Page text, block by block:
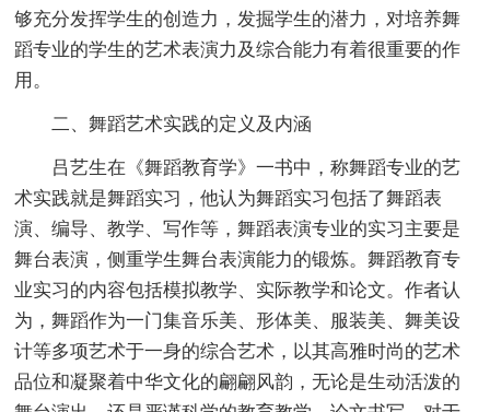
够充分发挥学生的创造力，发掘学生的潜力，对培养舞
蹈专业的学生的艺术表演力及综合能力有着很重要的作
用。
二、舞蹈艺术实践的定义及内涵
吕艺生在《舞蹈教育学》一书中，称舞蹈专业的艺
术实践就是舞蹈实习，他认为舞蹈实习包括了舞蹈表
演、编导、教学、写作等，舞蹈表演专业的实习主要是
舞台表演，侧重学生舞台表演能力的锻炼。舞蹈教育专
业实习的内容包括模拟教学、实际教学和论文。作者认
为，舞蹈作为一门集音乐美、形体美、服装美、舞美设
计等多项艺术于一身的综合艺术，以其高雅时尚的艺术
品位和凝聚着中华文化的翩翩风韵，无论是生动活泼的